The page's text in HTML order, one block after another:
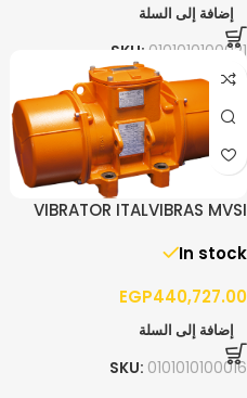
إضافة إلى السلة
SKU: 0101010100021
VIBRATOR ITALVIBRAS MVSI
In stock
EGP440,727.00
إضافة إلى السلة
SKU: 0101010100016